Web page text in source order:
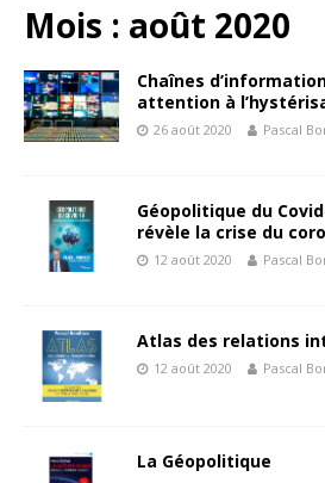
Mois : août 2020
Chaînes
attention à
26 août 2020 Pascal
Géopolitique du
révèle la crise du
12 août 2020 Pascal
Atlas des relations
12 août 2020 Pascal
La Géopolitique